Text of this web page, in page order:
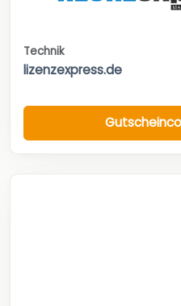
Technik
lizenzexpress.de